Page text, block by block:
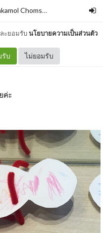
ะยอมรับนโยบายความเป็นส่วนตัว
รับ ไม่ยอมรับ
Chomsinsab
ค่ะ